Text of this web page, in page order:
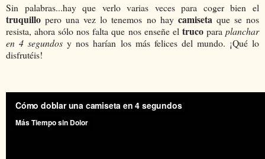
Sin palabras...hay que verlo varias veces para coger bien el
truquillopero una vez lo tenemos no hay camiseta que se nos
resista, ahora sólo nos falta que nos enseñe el truco paraplanchar
en 4 segundos y nos harían los más felices del mundo. ¡Qué lo
disfrutéis!